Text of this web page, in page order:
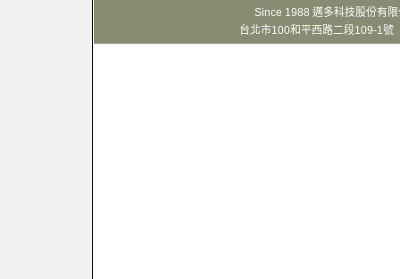
Since 1988 邁多科技股份
台北市100和平西路二段109-1號